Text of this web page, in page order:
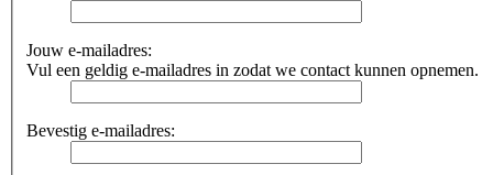
Jouw e-mailadres:
Vul een geldig e-mailadres in zodat we contact kunnen opnemen.
Bevestig e-mailadres: